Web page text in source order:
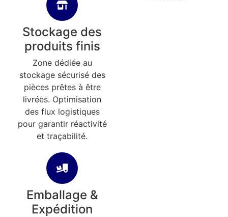
Stockage des
produits finis
Zone dédiée au
stockage sécurisé des
pièces prêtes à être
livrées. Optimisation
des flux logistiques
pour garantir réactivité
et traçabilité.
Emballage &
Expédition